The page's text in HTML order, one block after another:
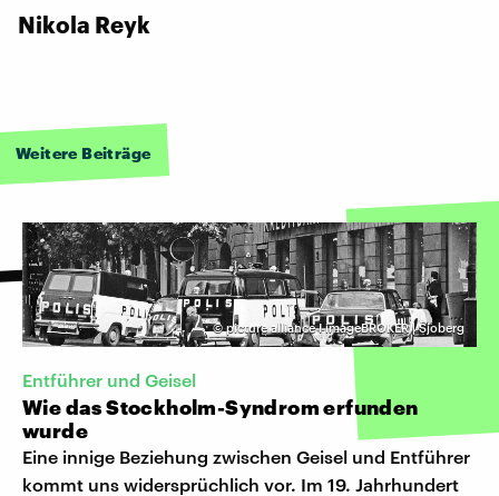
Nikola Reyk
Weitere Beiträge
©picture alliance I imageBROKER | Sjoberg
Entführer und Geisel
Wie das Stockholm-Syndrom erfunden
wurde
Eine innige Beziehung zwischen Geisel und Entführer
kommt uns widersprüchlich vor. Im 19. Jahrhundert